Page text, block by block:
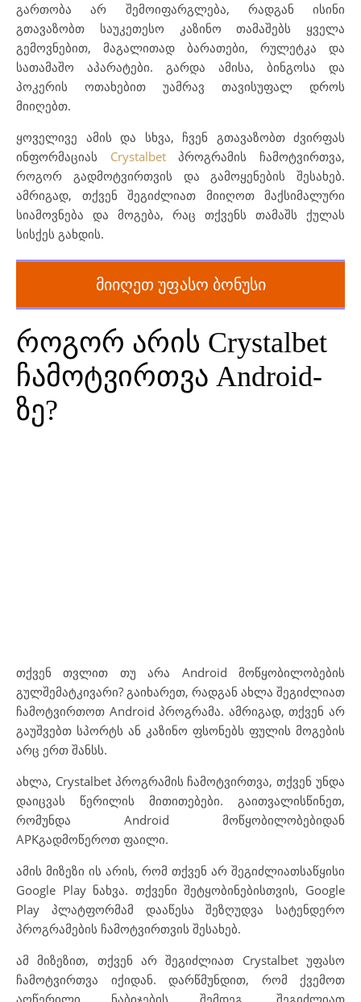
გართობა არ შემოიფარგლება, რადგან ისინი
გთავაზობთ საუკეთესო კაზინო თამაშებს ყველა
გემოვნებით, მაგალითად ბარათები, რულეტკა და
სათამაშო აპარატები. გარდა ამისა, ბინგოსა და
პოკერის ოთახებით უამრავ თავისუფალ დროს
მიიღებთ.
ყოველივე ამის და სხვა, ჩვენ გთავაზობთ ძვირფას
ინფორმაციას Crystalbetპროგრამის ჩამოტვირთვა,
როგორ გადმოტვირთვის და გამოყენების შესახებ.
ამრიგად, თქვენ შეგიძლიათ მიიღოთ მაქსიმალური
სიამოვნება და მოგება, რაც თქვენს თამაშს ქულას
სისქეს გახდის.
მიიღეთ უფასო ბონუსი
როგორ არის Crystalbet
ჩამოტვირთვა Android-
ზე?
თქვენ თვლით თუ არა Android მოწყობილობების
გულშემატკივარი? გაიხარეთ, რადგან ახლა შეგიძლიათ
ჩამოტვირთოთ Android პროგრამა. ამრიგად, თქვენ არ
გაუშვებთ სპორტს ან კაზინო ფსონებს ფულის მოგების
არც ერთ შანსს.
ახლა, Crystalbet პროგრამის ჩამოტვირთვა, თქვენ უნდა
დაიცვას წერილის მითითებები. გაითვალისწინეთ,
რომუნდა Android მოწყობილობებიდან
APKგადმოწეროთ ფაილი.
ამის მიზეზი ის არის, რომ თქვენ არ შეგიძლიათსაწყისი
Google Play ნახვა. თქვენი შეტყობინებისთვის, Google
Play პლატფორმამ დააწესა შეზღუდვა სატენდერო
პროგრამების ჩამოტვირთვის შესახებ.
ამ მიზეზით, თქვენ არ შეგიძლიათ Crystalbet უფასო
ჩამოტვირთვა იქიდან. დარწმუნდით, რომ ქვემოთ
აღწერილი ნაბიჯების შემდეგ, შეგიძლიათ